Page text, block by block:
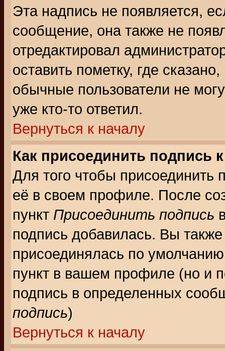
Эта надпись не появляется,
сообщение, она также не
отредактировал
оставить пометку, где
обычные пользователи не
уже кто-то ответил.
Вернуться к началу
Как присоединить подпись
Для того чтобы присоединить
её в своем профиле. После
пункт Присоединить подпись
подпись добавилась. Вы
присоединялась по
пункт в вашем профиле (но и
подпись в определенных
подпись)
Вернуться к началу